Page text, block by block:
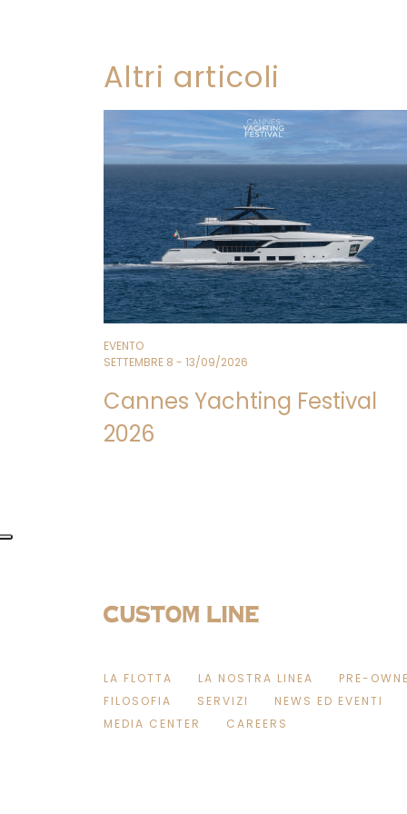
Altri articoli
EVENTO
SETTEMBRE 8 - 13/09/2026
Cannes Yachting Festival
2026
LA FLOTTA LA NOSTRA LINEA
PRE-
FILOSOFIA
SERVIZI
NEWS ED EVENTI
MEDIA CENTER
CAREERS